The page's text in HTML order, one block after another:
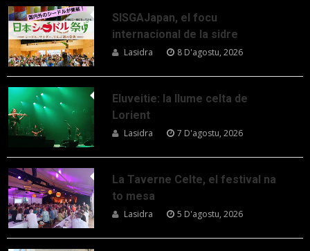
SISGAJapan, el focu
internacional de la sidre
Lasidra 8 D'agostu, 2026
Eluveitie: la llume celta de
Lorient
Lasidra 7 D'agostu, 2026
La Taverne Celte, el festival na
to mesa
Lasidra 5 D'agostu, 2026